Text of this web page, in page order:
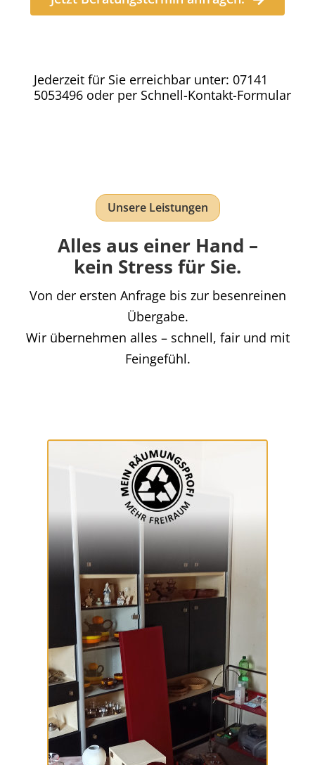
Jederzeit für Sie erreichbar unter: 07141
5053496 oder per Schnell-Kontakt-Formular
Unsere Leistungen
Alles aus einer Hand –
kein Stress für Sie.
Von der ersten Anfrage bis zur besenreinen
Übergabe.
Wir übernehmen alles – schnell, fair und mit
Feingefühl.